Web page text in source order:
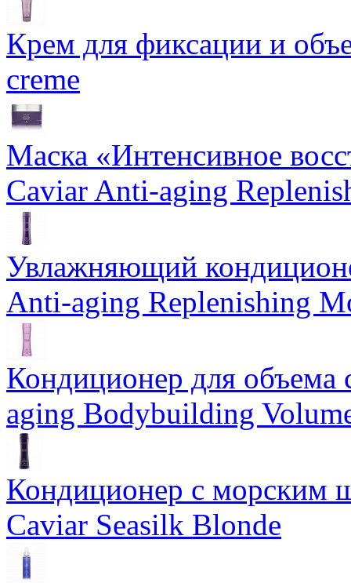
Крем для фиксации и
creme
Маска «Интенсивное
Caviar Anti-aging
Увлажняющий
Anti-aging Replenishing
Кондиционер для
aging Bodybuilding
Кондиционер с морским
Caviar Seasilk Blonde